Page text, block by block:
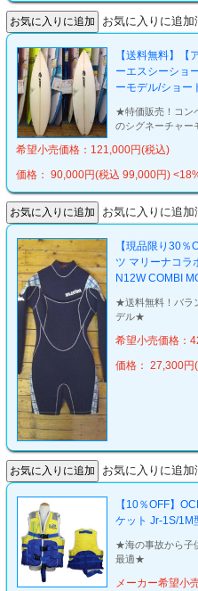
お気に入りに追加
【送料無料】【
ーエスシーショ
ーモデル/ショー
★特価販売！コン
のシグネーチャ
希望小売価格：121,000円(税込)
価格： 90,000円(税込 99,000円)
お気に入りに追加
【現品限り30
ツ マリーナコラ
N12W COMBI
★送料無料！バラ
デル★
希望小売価格：
価格： 27,300円
お気に入りに追加
【10％OFF】
ケット Jr-1S/1M
★海の事故から子
最適★
メーカー希望小